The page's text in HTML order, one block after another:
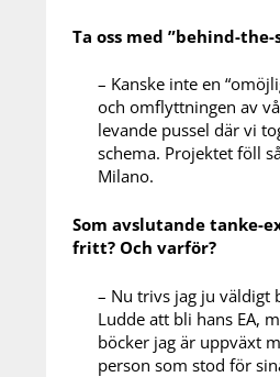
Ta oss med ”behind-
– Kanske inte en
och omflyttningen av
levande pussel där vi
schema. Projektet föll
Milano.
Som avslutande tanke-
fritt? Och varför?
– Nu trivs jag ju väldigt
Ludde att bli hans EA,
böcker jag är uppväxt
person som stod för